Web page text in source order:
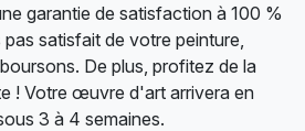
garantie de satisfaction à 100 %
satisfait de votre peinture,
De plus, profitez de la
! Votre œuvre d'art arrivera en
3 à 4 semaines.